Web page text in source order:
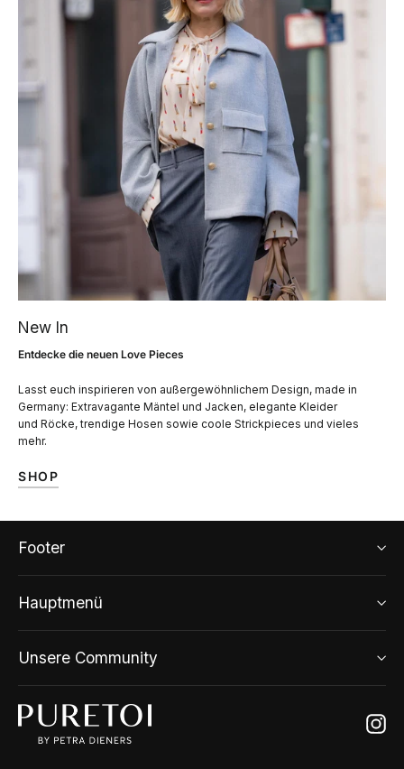
New In
Entdecke die neuen Love Pieces
Lasst euch inspirieren von außergewöhnlichem Design, made in
Germany: Extravagante Mäntel und Jacken, elegante Kleider
und Röcke, trendige Hosen sowie coole Strickpieces und vieles
mehr.
SHOP
Footer
Hauptmenü
Unsere Community